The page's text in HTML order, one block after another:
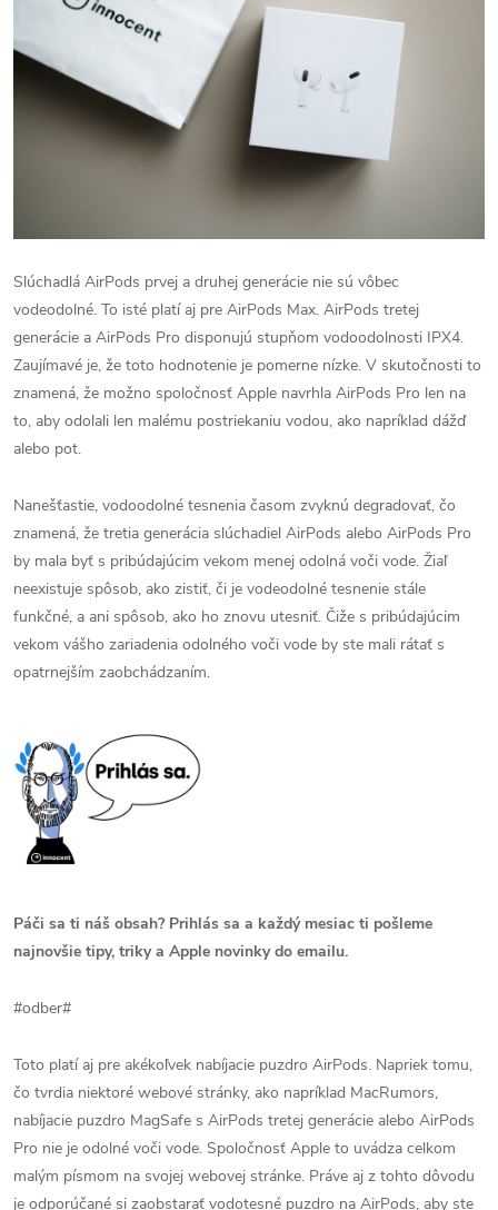
Slúchadlá AirPods prvej a druhej generácie nie sú vôbec
vodeodolné. To isté platí aj pre AirPods Max. AirPods tretej
generácie a AirPods Pro disponujú stupňom vodoodolnosti IPX4.
Zaujímavé je, že toto hodnotenie je pomerne nízke. V skutočnosti to
znamená, že možno spoločnosť Apple navrhla AirPods Pro len na
to, aby odolali len malému postriekaniu vodou, ako napríklad dážď
alebo pot.
Nanešťastie, vodoodolné tesnenia časom zvyknú degradovať, čo
znamená, že tretia generácia slúchadiel AirPods alebo AirPods Pro
by mala byť s pribúdajúcim vekom menej odolná voči vode. Žiaľ
neexistuje spôsob, ako zistiť, či je vodeodolné tesnenie stále
funkčné, a ani spôsob, ako ho znovu utesniť. Čiže s pribúdajúcim
vekom vášho zariadenia odolného voči vode by ste mali rátať s
opatrnejším zaobchádzaním.
Páči sa ti náš obsah? Prihlás sa a každý mesiac ti pošleme
najnovšie tipy, triky a Apple novinky do emailu.
#odber#
Toto platí aj pre akékoľvek nabíjacie puzdro AirPods. Napriek tomu,
čo tvrdia niektoré webové stránky, ako napríklad MacRumors,
nabíjacie puzdro MagSafe s AirPods tretej generácie alebo AirPods
Pro nie je odolné voči vode. Spoločnosť Apple to uvádza celkom
malým písmom na svojej webovej stránke. Práve aj z tohto dôvodu
je odporúčané si zaobstarať vodotesné puzdro na AirPods, aby ste